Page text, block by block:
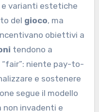
e varianti estetiche
del gioco, ma
obiettivi a
tendono a
niente pay-to-
e sostenere
segue il modello
invadenti e